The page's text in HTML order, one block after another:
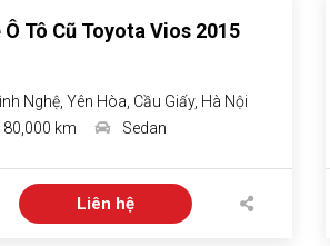
Tô Cũ Toyota Vios 2015
Nghệ, Yên Hòa, Cầu Giấy, Hà Nội
80,000 km Sedan
Liên hệ